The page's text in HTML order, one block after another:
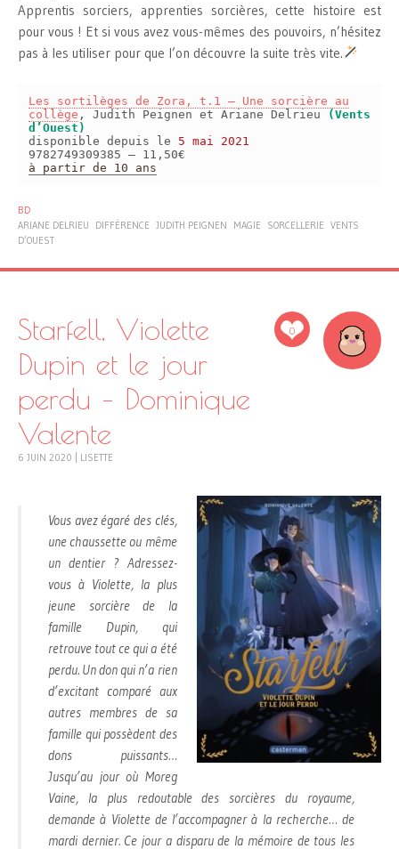
Apprentis sorciers, apprenties sorcières, cette histoire est
pour vous ! Et si vous avez vous-mêmes des pouvoirs, n’hésitez
pas à les utiliser pour que l’on découvre la suite très vite.
Les sortilèges de Zora, t.1 – Une sorcière au
collège , Judith Peignen et Ariane Delrieu
(Vents
d’Ouest)
disponible depuis le 5 mai 2021
9782749309385 – 11,50€
à partir de 10 ans
BD
ARIANE DELRIEU
DIFFÉRENCE JUDITH PEIGNEN MAGIE SORCELLERIE VENTS
D’OUEST
0
Starfell, Violette
Dupin et le jour
perdu – Dominique
Valente
6 JUIN 2020 LISETTE
Vous avez égaré des clés,
une chaussette ou même
un dentier ? Adressez-
vous à Violette, la plus
jeune sorcière de la
famille Dupin, qui
retrouve tout ce qui a été
perdu. Un don qui n’a rien
d’excitant comparé aux
autres membres de sa
famille qui possèdent des
dons puissants…
Jusqu’au jour où Moreg
Vaine, la plus redoutable des sorcières du royaume,
demande à Violette de l’accompagner à la recherche… de
mardi dernier. Ce jour a disparu de la mémoire de tous les